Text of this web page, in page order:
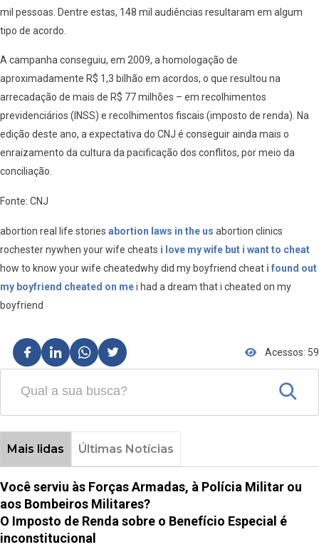
mil pessoas. Dentre estas, 148 mil audiências resultaram em algum
tipo de acordo.
A campanha conseguiu, em 2009, a homologação de
aproximadamente R$ 1,3 bilhão em acordos, o que resultou na
arrecadação de mais de R$ 77 milhões – em recolhimentos
previdenciários (INSS) e recolhimentos fiscais (imposto de renda). Na
edição deste ano, a expectativa do CNJ é conseguir ainda mais o
enraizamento da cultura da pacificação dos conflitos, por meio da
conciliação.
Fonte: CNJ
abortion real life stories abortion laws in the us abortion clinics
rochester nywhen your wife cheats i love my wife but i want to cheat
how to know your wife cheatedwhy did my boyfriend cheat i found out
my boyfriend cheated on mei had a dream that i cheated on my
boyfriend
Acessos: 59
Mais lidas Últimas Notícias
Você serviu às Forças Armadas, à Polícia Militar ou
aos Bombeiros Militares?
O Imposto de Renda sobre o Benefício Especial é
inconstitucional